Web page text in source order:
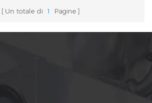
Un totale di 1 Pagine